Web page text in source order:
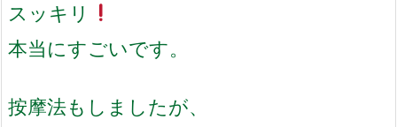
スッキリ
本当にすごいです。
按摩法もしましたが、